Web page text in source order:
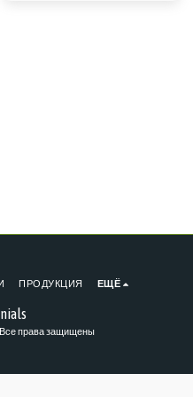
Все права защищены
ПРОДУКЦИЯ ЕЩЁ